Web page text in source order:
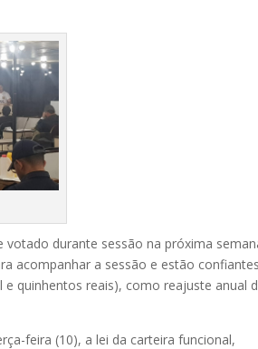
votado durante sessão na próxima
acompanhar a sessão e estão
quinhentos reais), como reajuste anual
feira (10), a lei da carteira funcional,